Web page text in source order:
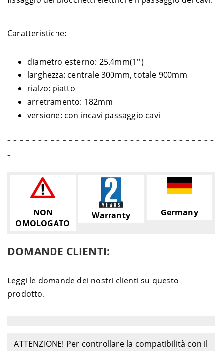
Caratteristiche:
diametro esterno: 25.4mm(1'')
larghezza: centrale 300mm, totale 900mm
rialzo: piatto
arretramento: 182mm
versione: con incavi passaggio cavi
- - - - - - - - - - - - - - - - - - - - - - - - - - - - - - - - - -
-
NON
OMOLOGATO
Warranty Germany
DOMANDE CLIENTI:
Leggi le domande dei nostri clienti su questo
prodotto.
ATTENZIONE! Per controllare la compatibilità con il